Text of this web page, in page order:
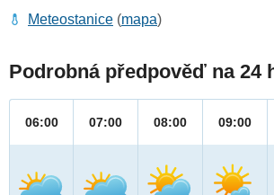
Meteostanice (mapa)
Podrobná předpověď na 24
06:00 07:00 08:00 09:00